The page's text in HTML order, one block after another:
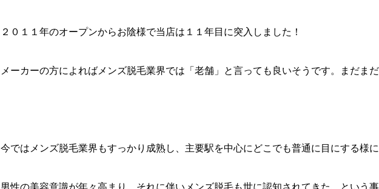
２０１１年のオープンからお陰様で当店は１１年目に突入しました！
メーカーの方によればメンズ脱毛業界では「老舗」と言っても良いそうです。まだま
今ではメンズ脱毛業界もすっかり成熟し、主要駅を中心にどこでも普通に目にする様に
男性の美容意識が年々高まり、それに伴いメンズ脱毛も世に認知されてきた、という